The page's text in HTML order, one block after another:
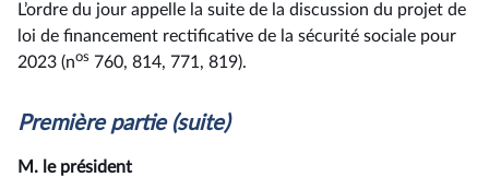
L’ordre du jour appelle la suite de la discussion du projet de
loi de financement rectificative de la sécurité sociale pour
2023 (nos 760, 814, 771, 819).
Première partie (suite)
M. le président